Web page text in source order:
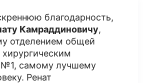
благодарность,
Камраддиновичу,
отделением общей
№1, самому лучшему
Ренат